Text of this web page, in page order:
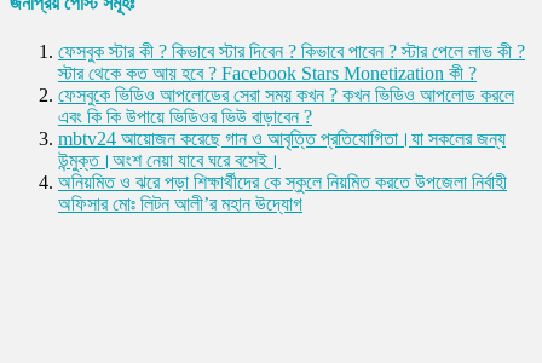
ফেসবুক স্টার কী ? কিভাবে স্টার দিবেন ? কিভাবে পাবেন ? স্টার পেলে লাভ কী ?
স্টার থেকে কত আয় হবে ? Facebook Stars Monetization কী ?
ফেসবুকে ভিডিও আপলোডের সেরা সময় কখন ? কখন ভিডিও আপলোড করলে
এবং কি কি উপায়ে ভিডিওর ভিউ বাড়াবেন ?
mbtv24 আয়োজন করেছে গান ও আবৃত্তি প্রতিযোগিতা।যা সকলের জন্য
উন্মুক্ত।অংশ নেয়া যাবে ঘরে বসেই।
অনিয়মিত ও ঝরে পড়া শিক্ষার্থীদের কে স্কুলে নিয়মিত করতে উপজেলা নির্বাহী
অফিসার মোঃ লিটন আলী’র মহান উদ্যোগ